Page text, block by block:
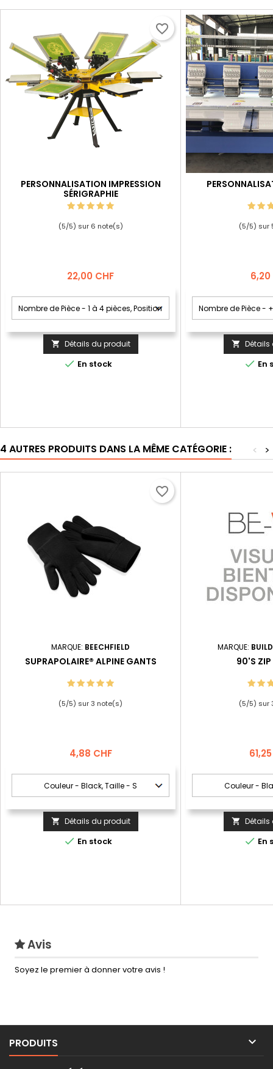
PERSONNALISATION IMPRESSION
SÉRIGRAPHIE
(5/5) sur 6 note(s)
Prix
22,00 CHF
 Détails du produit
 En stock
favorite_border
(5/5) sur
Prix
6,20
 Détails
 En
4 AUTRES PRODUITS DANS LA MÊME CATÉGORIE : >
<
MARQUE: BEECHFIELD
SUPRAPOLAIRE® ALPINE GANTS
(5/5) sur3 note(s)
Prix
4,88 CHF
 Détails du produit
 En stock
favorite_border
MARQUE:
90'S
(5/5) sur
Prix
 Détails
 En
Avis
Soyez le premier à donner votre avis !
PRODUITS 